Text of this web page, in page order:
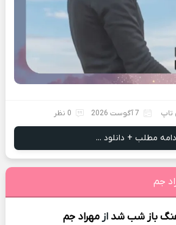
تاپ 7 آگوست 2026 0 نظر
مطلب + دانلود ...
جم
باز شب شد ازمهراد جم